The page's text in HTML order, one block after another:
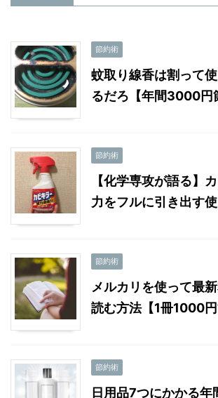
節約術
蚊取り線香は割って
るだろ【年間3000円
節約術
【化学専攻が語る】
力をフルに引き出す
節約術
メルカリを使って最
読む方法【1冊1000円
節約術
日用品7つにかかる